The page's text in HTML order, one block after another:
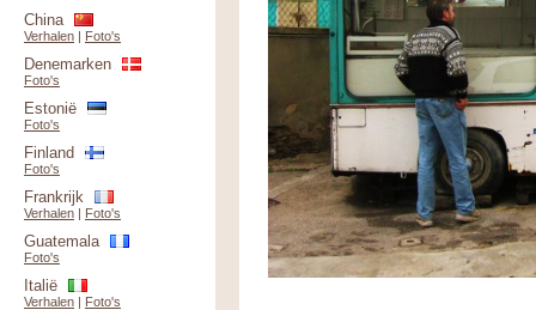
China
Verhalen | Foto's
Denemarken
Foto's
Estonië
Foto's
Finland
Foto's
Frankrijk
Verhalen | Foto's
Guatemala
Foto's
Italië
Verhalen | Foto's